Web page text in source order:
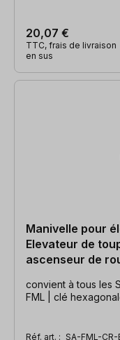
20,07 €
TTC, frais de livraison
en sus
Manivelle pour
Elevateur de
ascenseur de
convient à tous les
FML | clé
Réf. art. : SA-FML-CR-